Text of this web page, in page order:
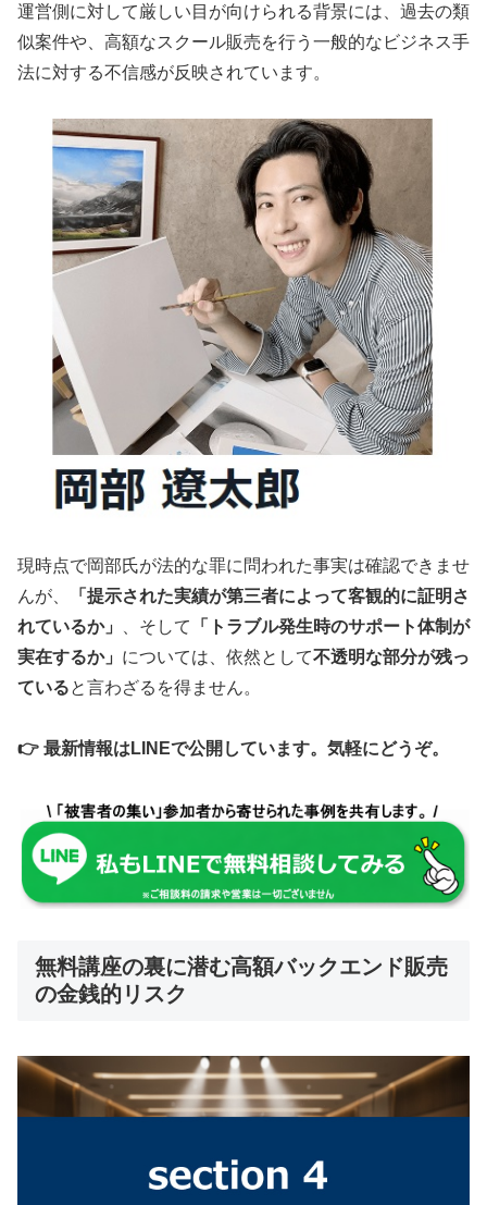
運営側に対して厳しい目が向けられる背景には、過去の類
似案件や、高額なスクール販売を行う一般的なビジネス手
法に対する不信感が反映されています。
現時点で岡部氏が法的な罪に問われた事実は確認できませ
んが、
「提示された実績が第三者によって客観的に証明さ
れているか」
、そして
「トラブル発生時のサポート体制が
実在するか」 については、依然として不透明な部分が残っ
ていると言わざるを得ません。
👉 最新情報はLINEで公開しています。気軽にどうぞ。
無料講座の裏に潜む高額バックエンド販売
の金銭的リスク